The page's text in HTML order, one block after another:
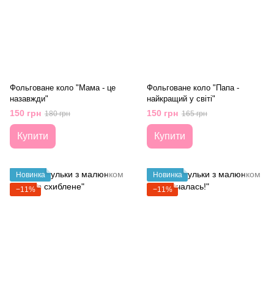
Фольговане коло "Мама - це
назавжди"
150 грн 180 грн
Купити
Фольговане коло "Папа -
найкращий у світі"
150 грн 165 грн
Купити
Новинка
−11%
Новинка
−11%